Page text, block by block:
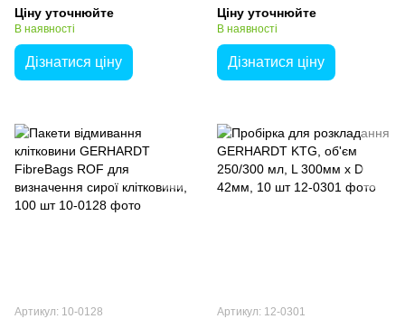
FibreBags з тиглями, 12-місний
Ціну уточнюйте
В наявності
Дізнатися ціну
FIBRETHERM з підримуючою
рамою
Ціну уточнюйте
В наявності
Дізнатися ціну
Артикул: 10-0128 Артикул: 12-0301